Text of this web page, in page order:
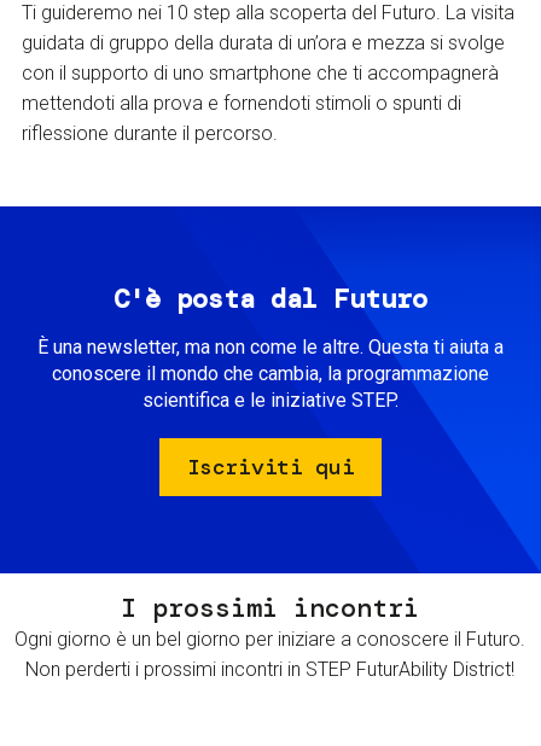
Ti guideremo nei 10 step alla scoperta del Futuro. La visita
guidata di gruppo della durata di un’ora e mezza si svolge
con il supporto di uno smartphone che ti accompagnerà
mettendoti alla prova e fornendoti stimoli o spunti di
riflessione durante il percorso.
C'è posta dal Futuro
È una newsletter, ma non come le altre. Questa ti aiuta a
conoscere il mondo che cambia, la programmazione
scientifica e le iniziative STEP.
Iscriviti qui
I prossimi incontri
Ogni giorno è un bel giorno per iniziare a conoscere il Futuro.
Non perderti i prossimi incontri in STEP FuturAbility District!